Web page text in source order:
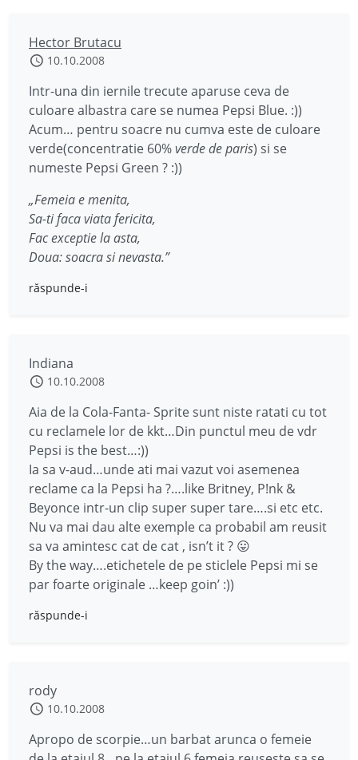
Hector Brutacu
10.10.2008
Intr-una din iernile trecute aparuse ceva de
culoare albastra care se numea Pepsi Blue. :))
Acum… pentru soacre nu cumva este de culoare
verde(concentratie 60%verde de paris) si se
numeste Pepsi Green ? :))
„Femeia e menita,
Sa-ti faca viata fericita,
Fac exceptie la asta,
Doua: soacra si nevasta.”
răspunde-i
Indiana
10.10.2008
Aia de la Cola-Fanta- Sprite sunt niste ratati cu tot
cu reclamele lor de kkt…Din punctul meu de vdr
Pepsi is the best…:))
Ia sa v-aud…unde ati mai vazut voi asemenea
reclame ca la Pepsi ha ?….like Britney, P!nk &
Beyonce intr-un clip super super tare….si etc etc.
Nu va mai dau alte exemple ca probabil am reusit
sa va amintesc cat de cat , isn’t it ? 😛
By the way….etichetele de pe sticlele Pepsi mi se
par foarte originale …keep goin’ :))
răspunde-i
rody
10.10.2008
Apropo de scorpie…un barbat arunca o femeie